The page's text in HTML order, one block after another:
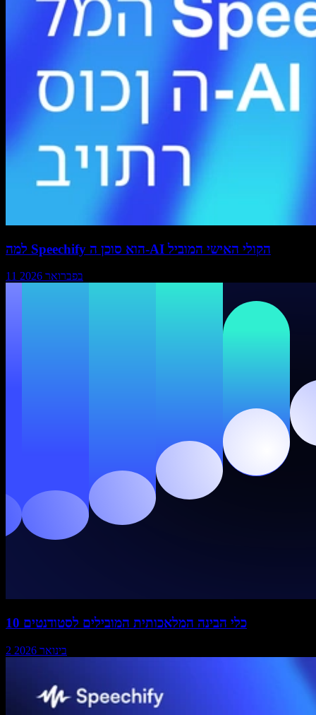
למה Speechify הוא סוכן ה-AI הקולי האישי המוביל
11 בפברואר 2026
10 כלי הבינה המלאכותית המובילים לסטודנטים
2 בינואר 2026